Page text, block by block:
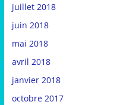
juillet 2018
juin 2018
mai 2018
avril 2018
janvier 2018
octobre 2017